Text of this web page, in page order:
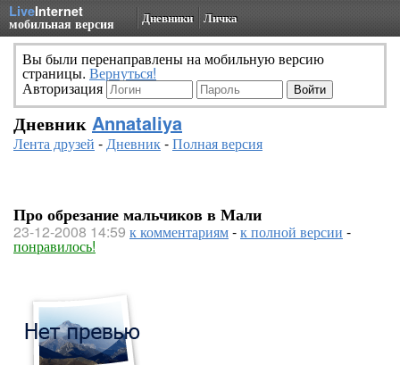
LiveInternet
мобильная версия Дневники Личка
Вы были перенаправлены на мобильную версию
страницы. Вернуться!
Авторизация
Дневник Annataliya
Лента друзей -Дневник-Полная версия
Про обрезание мальчиков в Мали
23-12-2008 14:59 к комментариям-к полной версии -
понравилось!